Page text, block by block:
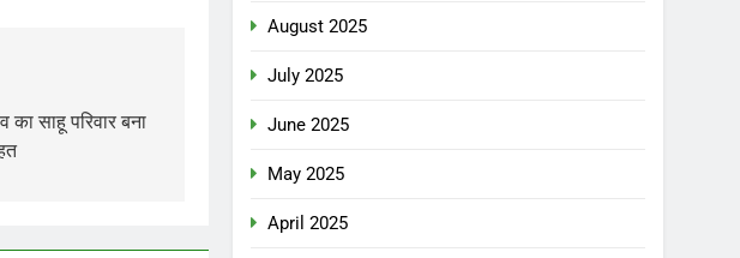
का साहू परिवार बना
August 2025
July 2025
June 2025
May 2025
April 2025